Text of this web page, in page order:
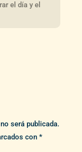
el día y el
será publicada.
con *